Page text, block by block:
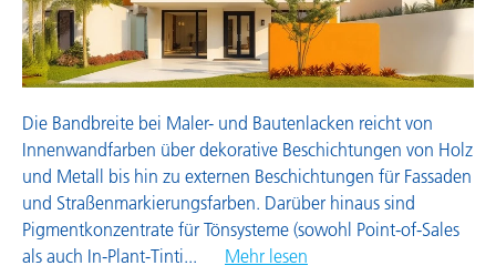
Die Bandbreite bei Maler- und Bautenlacken reicht von
Innenwandfarben über dekorative Beschichtungen von Holz
und Metall bis hin zu externen Beschichtungen für Fassaden
und Straßenmarkierungsfarben. Darüber hinaus sind
Pigmentkonzentrate für Tönsysteme (sowohl Point-of-Sales
als auch In-Plant-Tinti... Mehr lesen